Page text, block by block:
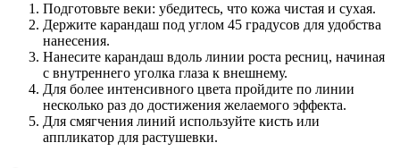
Подготовьте веки: убедитесь, что кожа чистая и сухая.
Держите карандаш под углом 45 градусов для удобства
нанесения.
Нанесите карандаш вдоль линии роста ресниц, начиная
с внутреннего уголка глаза к внешнему.
Для более интенсивного цвета пройдите по линии
несколько раз до достижения желаемого эффекта.
Для смягчения линий используйте кисть или
аппликатор для растушевки.